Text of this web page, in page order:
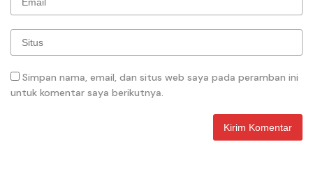
Simpan nama, email, dan situs web saya pada peramban ini
untuk komentar saya berikutnya.